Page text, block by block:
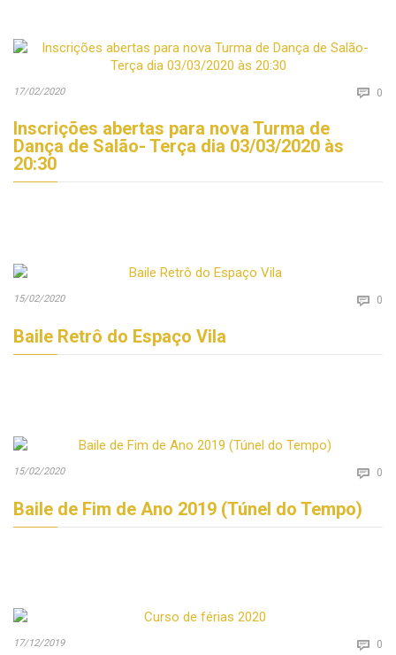
17/02/2020  0
Inscrições abertas para nova Turma de
Dança de Salão- Terça dia 03/03/2020 às
20:30
15/02/2020  0
Baile Retrô do Espaço Vila
15/02/2020  0
Baile de Fim de Ano 2019 (Túnel do Tempo)
17/12/2019  0